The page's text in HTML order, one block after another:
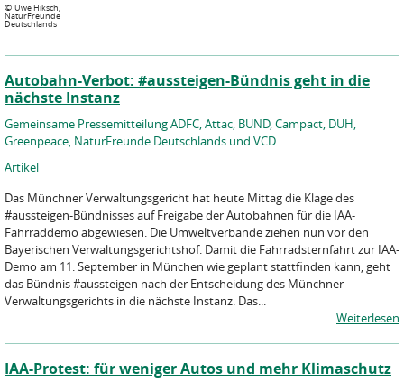
© Uwe Hiksch,
NaturFreunde
Deutschlands
Autobahn-Verbot: #aussteigen-Bündnis geht in die
nächste Instanz
Gemeinsame Pressemitteilung ADFC, Attac, BUND, Campact, DUH,
Greenpeace, NaturFreunde Deutschlands und VCD
Artikel
Das Münchner Verwaltungsgericht hat heute Mittag die Klage des
#aussteigen-Bündnisses auf Freigabe der Autobahnen für die IAA-
Fahrraddemo abgewiesen. Die Umweltverbände ziehen nun vor den
Bayerischen Verwaltungsgerichtshof. Damit die Fahrradsternfahrt zur IAA-
Demo am 11. September in München wie geplant stattfinden kann, geht
das Bündnis #aussteigen nach der Entscheidung des Münchner
Verwaltungsgerichts in die nächste Instanz. Das...
Weiterlesen
IAA-Protest: für weniger Autos und mehr Klimaschutz